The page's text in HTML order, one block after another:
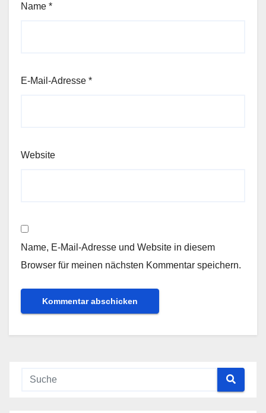
Name *
E-Mail-Adresse *
Website
Name, E-Mail-Adresse und Website in diesem
Browser für meinen nächsten Kommentar speichern.